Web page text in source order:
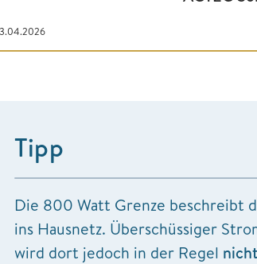
Tipp
Die 800 Watt Grenze beschreibt
ins Hausnetz. Überschüssiger
wird dort jedoch in der Regel